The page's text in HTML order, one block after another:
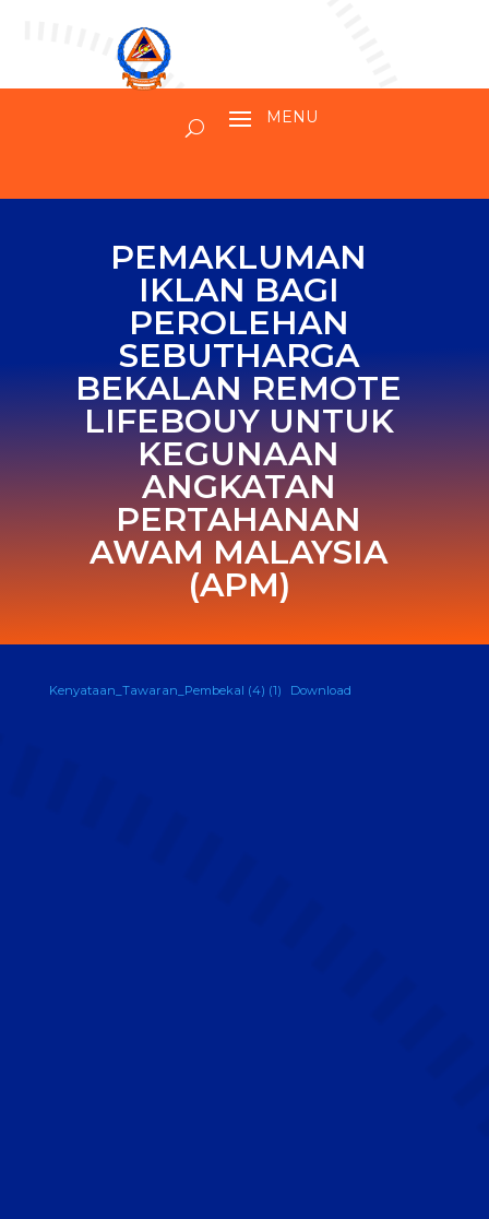
PEMAKLUMAN
IKLAN BAGI
PEROLEHAN
SEBUTHARGA
BEKALAN REMOTE
LIFEBOUY UNTUK
KEGUNAAN
ANGKATAN
PERTAHANAN
AWAM MALAYSIA
(APM)
Kenyataan_Tawaran_Pembekal (4) (1) Download